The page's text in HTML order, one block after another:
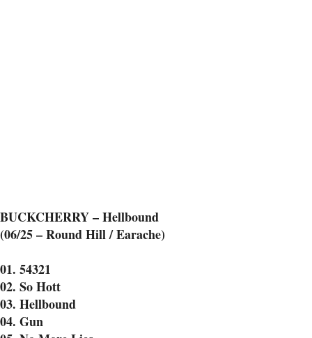
BUCKCHERRY – Hellbound
(06/25 – Round Hill / Earache)
01. 54321
02. So Hott
03. Hellbound
04. Gun